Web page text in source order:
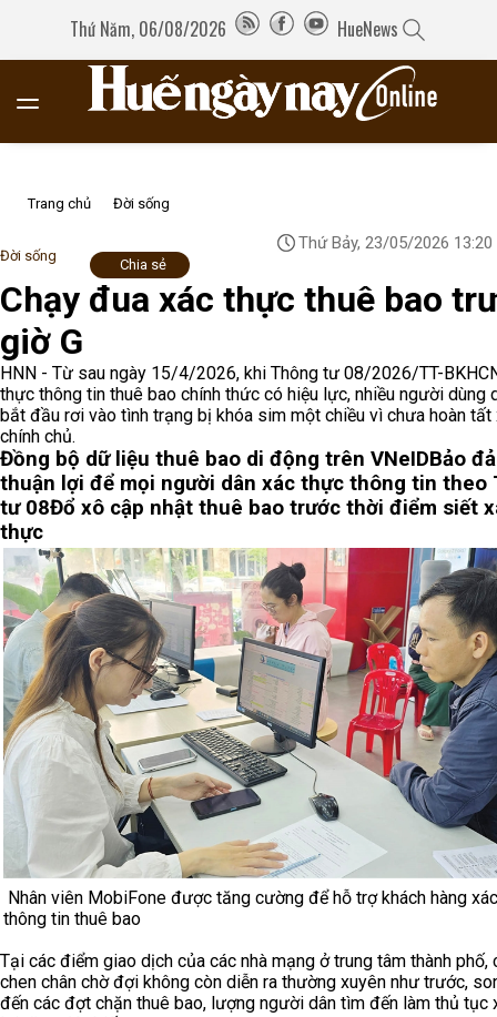
Thứ Năm, 06/08/2026 HueNews
Trang chủ Đời sống
Đời sống
Thứ Bảy, 23/05/2026 13:20
Chia sẻ
Chạy đua xác thực thuê bao
giờ G
HNN - Từ sau ngày 15/4/2026, khi Thông tư 08/2026/TT-
thực thông tin thuê bao chính thức có hiệu lực, nhiều người dùng
bắt đầu rơi vào tình trạng bị khóa sim một chiều vì chưa hoàn tất
chính chủ.
Đồng bộ dữ liệu thuê bao di động trên VNeIDBảo
thuận lợi để mọi người dân xác thực thông tin theo
tư 08Đổ xô cập nhật thuê bao trước thời điểm siết
thực
Nhân viên MobiFone được tăng cường để hỗ trợ khách hàng
thông tin thuê bao
Tại các điểm giao dịch của các nhà mạng ở trung tâm thành phố,
chen chân chờ đợi không còn diễn ra thường xuyên như trước,
đến các đợt chặn thuê bao, lượng người dân tìm đến làm thủ tục